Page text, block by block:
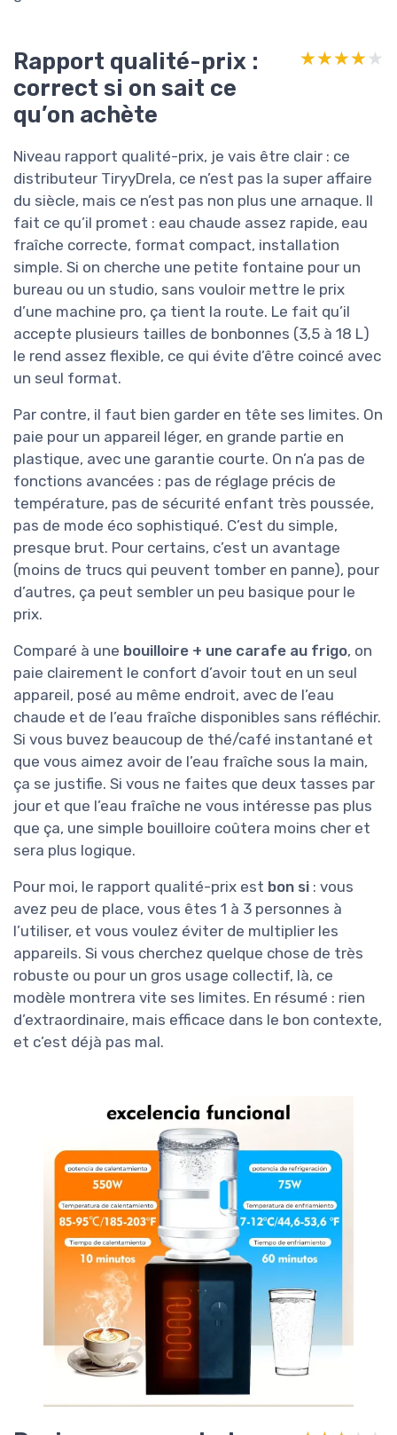
Rapport qualité-prix :
correct si on sait ce
qu’on achète
★★★★★
★★★★★
Niveau rapport qualité-prix, je vais être clair : ce
distributeur TiryyDrela, ce n’est pas la super affaire
du siècle, mais ce n’est pas non plus une arnaque. Il
fait ce qu’il promet : eau chaude assez rapide, eau
fraîche correcte, format compact, installation
simple. Si on cherche une petite fontaine pour un
bureau ou un studio, sans vouloir mettre le prix
d’une machine pro, ça tient la route. Le fait qu’il
accepte plusieurs tailles de bonbonnes (3,5 à 18 L)
le rend assez flexible, ce qui évite d’être coincé avec
un seul format.
Par contre, il faut bien garder en tête ses limites. On
paie pour un appareil léger, en grande partie en
plastique, avec une garantie courte. On n’a pas de
fonctions avancées : pas de réglage précis de
température, pas de sécurité enfant très poussée,
pas de mode éco sophistiqué. C’est du simple,
presque brut. Pour certains, c’est un avantage
(moins de trucs qui peuvent tomber en panne), pour
d’autres, ça peut sembler un peu basique pour le
prix.
Comparé à une bouilloire + une carafe au frigo, on
paie clairement le confort d’avoir tout en un seul
appareil, posé au même endroit, avec de l’eau
chaude et de l’eau fraîche disponibles sans réfléchir.
Si vous buvez beaucoup de thé/café instantané et
que vous aimez avoir de l’eau fraîche sous la main,
ça se justifie. Si vous ne faites que deux tasses par
jour et que l’eau fraîche ne vous intéresse pas plus
que ça, une simple bouilloire coûtera moins cher et
sera plus logique.
Pour moi, le rapport qualité-prix est bon si : vous
avez peu de place, vous êtes 1 à 3 personnes à
l’utiliser, et vous voulez éviter de multiplier les
appareils. Si vous cherchez quelque chose de très
robuste ou pour un gros usage collectif, là, ce
modèle montrera vite ses limites. En résumé : rien
d’extraordinaire, mais efficace dans le bon contexte,
et c’est déjà pas mal.